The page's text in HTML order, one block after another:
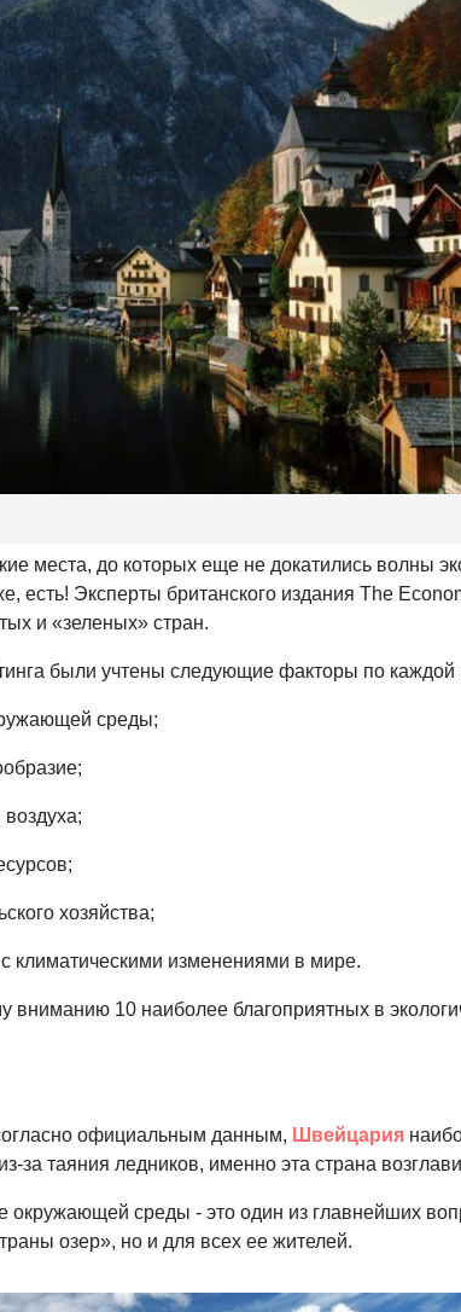
места, до которых еще не докатились волны
есть! Эксперты британского издания The
и «зеленых» стран.
были учтены следующие факторы по каждой
среды;
воздуха;
хозяйства;
климатическими изменениями в мире.
вниманию 10 наиболее благоприятных в
официальным данным, Швейцария
за таяния ледников, именно эта страна
окружающей среды - это один из главнейших
озер», но и для всех ее жителей.